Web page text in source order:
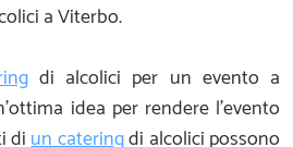
a Viterbo.
di alcolici per un evento a
idea per rendere l'evento
diun cateringdi alcolici possono